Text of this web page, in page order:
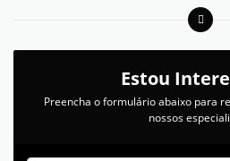
Estou
Preencha o formulário abaixo para
nossos